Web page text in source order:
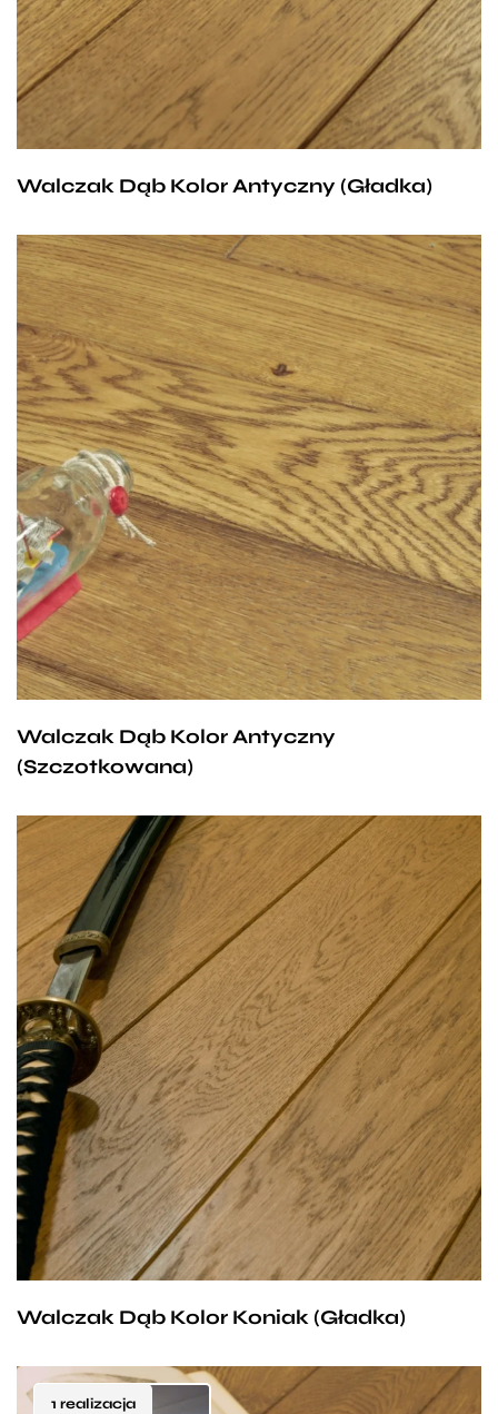
w kolorze Antycznym. Pasujące zarówno do sypialni,
gdzie tworzą przyjemny klimat intymności, jak i do
salonu, gdzie przełamane domieszką nowoczesności
zachwycają wszystkich gości.
Walczak Dąb Kolor Antyczny (Gładka)
Wybór oczywisty dla wszystkich miłośników nigdy
nie wychodzącej z mody klasyki. Ciepły brąz,
o jasnym odcieniu, delikatne usłojenie i trwałość, to
cztery cechy charakteryzujące deski Walczak
w kolorze Antycznym. Pasujące zarówno do sypialni,
gdzie tworzą przyjemny klimat intymności, jak i do
salonu, gdzie przełamane domieszką nowoczesności
zachwycają wszystkich gości.
Walczak Dąb Kolor Antyczny
(Szczotkowana)
Podłoga idealnie nadająca się do pomieszczeń
w stylu rustykalnym. Jasnobrązowy odcień,
poprzetykany gdzieniegdzie ciemniejszymi smugami
doskonale podkreśla biel mebli i łączy sielski klimat
z nutą nowoczesności. Delikatne sęki nadają nieco
charakteru, przez co deska w tym kolorze sprawdza
się zwłaszcza w dużych pomieszczeniach, takich jak
salon bądź jadalnia gdzie w pełni można podziwiać
jej piękno.
Walczak Dąb Kolor Koniak (Gładka)
1 realizacja